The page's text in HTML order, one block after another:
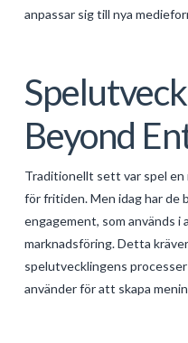
anpassar sig till nya
Beyond
Traditionellt sett var spel
för fritiden. Men idag har de
engagement, som används i
marknadsföring. Detta
spelutvecklingens
använder för att skapa